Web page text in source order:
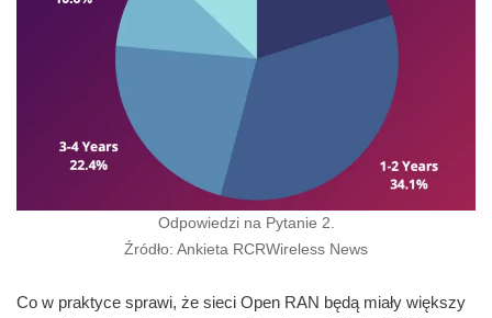
Odpowiedzi na Pytanie 2.
Źródło: Ankieta RCRWireless News
Co w praktyce sprawi, że sieci Open RAN będą miały większy